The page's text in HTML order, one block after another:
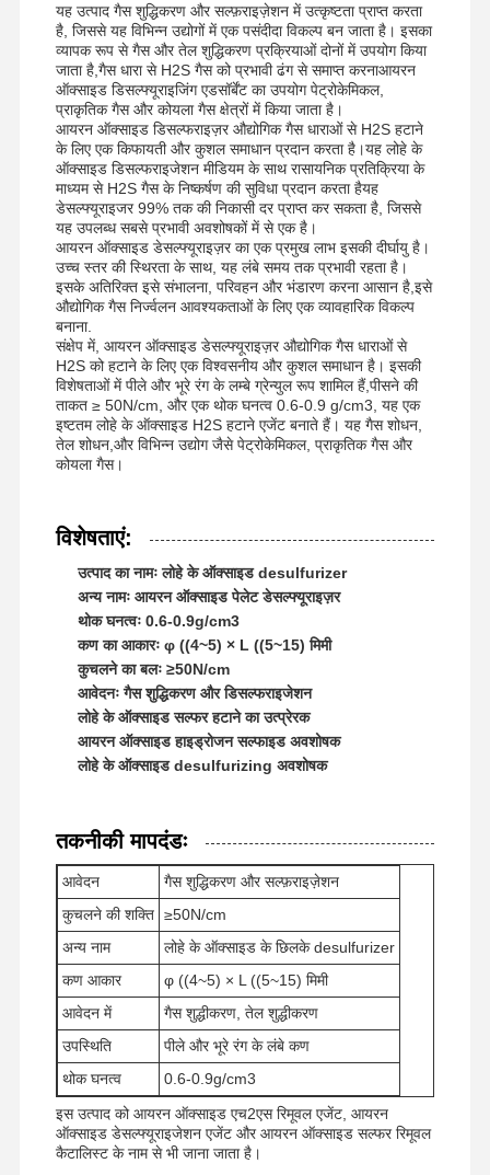
होम उत्पाद वीडियो हमारे बारे में
यह उत्पाद गैस शुद्धिकरण और सल्फ़राइज़ेशन में उत्कृष्टता प्राप्त करता
है, जिससे यह विभिन्न उद्योगों में एक पसंदीदा विकल्प बन जाता है। इसका
व्यापक रूप से गैस और तेल शुद्धिकरण प्रक्रियाओं दोनों में उपयोग किया
जाता है,गैस धारा से H2S गैस को प्रभावी ढंग से समाप्त करनाआयरन
ऑक्साइड डिसल्फ्यूराइजिंग एडसॉर्बेंट का उपयोग पेट्रोकेमिकल,
प्राकृतिक गैस और कोयला गैस क्षेत्रों में किया जाता है।
आयरन ऑक्साइड डिसल्फराइज़र औद्योगिक गैस धाराओं से H2S हटाने
के लिए एक किफायती और कुशल समाधान प्रदान करता है।यह लोहे के
ऑक्साइड डिसल्फराइजेशन मीडियम के साथ रासायनिक प्रतिक्रिया के
माध्यम से H2S गैस के निष्कर्षण की सुविधा प्रदान करता हैयह
डेसल्फ्यूराइजर 99% तक की निकासी दर प्राप्त कर सकता है, जिससे
यह उपलब्ध सबसे प्रभावी अवशोषकों में से एक है।
आयरन ऑक्साइड डेसल्फ्यूराइज़र का एक प्रमुख लाभ इसकी दीर्घायु है।
उच्च स्तर की स्थिरता के साथ, यह लंबे समय तक प्रभावी रहता है।
इसके अतिरिक्त इसे संभालना, परिवहन और भंडारण करना आसान है,इसे
औद्योगिक गैस निर्ज्वलन आवश्यकताओं के लिए एक व्यावहारिक विकल्प
बनाना.
संक्षेप में, आयरन ऑक्साइड डेसल्फ्यूराइज़र औद्योगिक गैस धाराओं से
H2S को हटाने के लिए एक विश्वसनीय और कुशल समाधान है। इसकी
विशेषताओं में पीले और भूरे रंग के लम्बे ग्रेन्युल रूप शामिल हैं,पीसने की
ताकत ≥ 50N/cm, और एक थोक घनत्व 0.6-0.9 g/cm3, यह एक
इष्टतम लोहे के ऑक्साइड H2S हटाने एजेंट बनाते हैं। यह गैस शोधन,
तेल शोधन,और विभिन्न उद्योग जैसे पेट्रोकेमिकल, प्राकृतिक गैस और
कोयला गैस।
विशेषताएं:
उत्पाद का नामः लोहे के ऑक्साइड desulfurizer
अन्य नामः आयरन ऑक्साइड पेलेट डेसल्फ्यूराइज़र
थोक घनत्वः 0.6-0.9g/cm3
कण का आकारः φ ((4~5) × L ((5~15) मिमी
कुचलने का बलः ≥50N/cm
आवेदनः गैस शुद्धिकरण और डिसल्फराइजेशन
लोहे के ऑक्साइड सल्फर हटाने का उत्प्रेरक
आयरन ऑक्साइड हाइड्रोजन सल्फाइड अवशोषक
लोहे के ऑक्साइड desulfurizing अवशोषक
तकनीकी मापदंडः
आवेदन
गैस शुद्धिकरण और सल्फ़राइज़ेशन
कुचलने की शक्ति ≥50N/cm
अन्य नाम
लोहे के ऑक्साइड के छिलके desulfurizer
कण आकार
φ ((4~5) × L ((5~15) मिमी
आवेदन में
गैस शुद्धीकरण, तेल शुद्धीकरण
उपस्थिति
पीले और भूरे रंग के लंबे कण
थोक घनत्व
0.6-0.9g/cm3
इस उत्पाद को आयरन ऑक्साइड एच2एस रिमूवल एजेंट, आयरन
ऑक्साइड डेसल्फ्यूराइजेशन एजेंट और आयरन ऑक्साइड सल्फर रिमूवल
कैटालिस्ट के नाम से भी जाना जाता है।